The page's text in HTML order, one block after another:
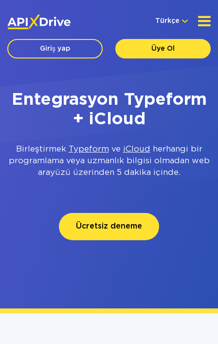
Türkçe
Giriş yap Üye Ol
Entegrasyon Typeform
+ iCloud
Birleştirmek Typeform ve iCloud
herhangi bir
programlama veya uzmanlık bilgisi olmadan web
arayüzü üzerinden 5 dakika içinde.
Ücretsiz deneme